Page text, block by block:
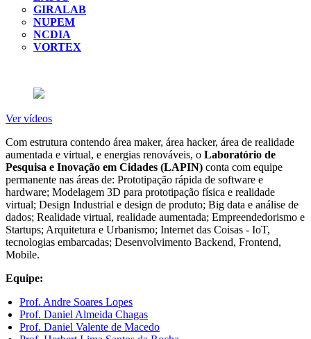
GIRALAB
NUPEM
NCDIA
VORTEX
Ver vídeos
Com estrutura contendo área maker, área hacker, área de realidade
aumentada e virtual, e energias renováveis, o Laboratório de
Pesquisa e Inovação em Cidades (LAPIN) conta com equipe
permanente nas áreas de: Prototipação rápida de software e
hardware; Modelagem 3D para prototipação física e realidade
virtual; Design Industrial e design de produto; Big data e análise de
dados; Realidade virtual, realidade aumentada; Empreendedorismo e
Startups; Arquitetura e Urbanismo; Internet das Coisas - IoT,
tecnologias embarcadas; Desenvolvimento Backend, Frontend,
Mobile.
Equipe:
Prof. Andre Soares Lopes
Prof. Daniel Almeida Chagas
Prof. Daniel Valente de Macedo